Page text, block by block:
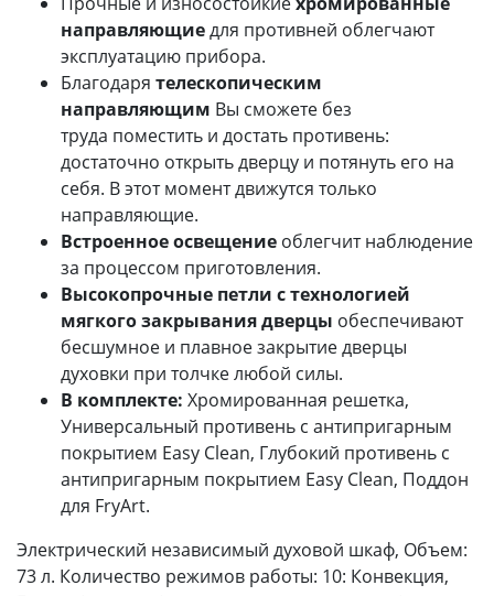
направляющиедля противней облегчают
эксплуатацию прибора.
Благодаря телескопическим
направляющим Вы сможете без
труда поместить и достать противень:
достаточно открыть дверцу и потянуть его на
себя. В этот момент движутся только
направляющие.
Встроенное освещение облегчит наблюдение
за процессом приготовления.
Высокопрочные петли с технологией
мягкого закрывания дверцы обеспечивают
бесшумное и плавное закрытие дверцы
духовки при толчке любой силы.
В комплекте: Хромированная решетка,
Универсальный противень с антипригарным
покрытием Easy Clean, Глубокий противень с
антипригарным покрытием Easy Clean, Поддон
для FryArt.
Электрический независимый духовой шкаф, Объем:
73 л. Количество режимов работы: 10: Конвекция,